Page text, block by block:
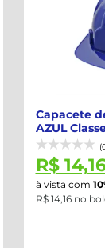
Capacete
AZUL
PLUS-
R$
à vista com
R$ 14,16 no